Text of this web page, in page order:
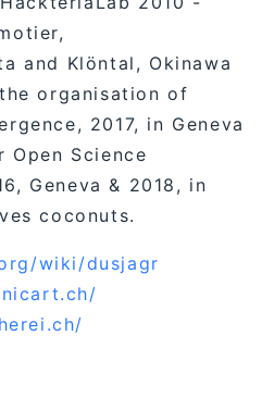
and Klöntal, Okinawa
organisation of
2017, in Geneva
Open Science
Geneva & 2018, in
coconuts.
wiki/dusjagr